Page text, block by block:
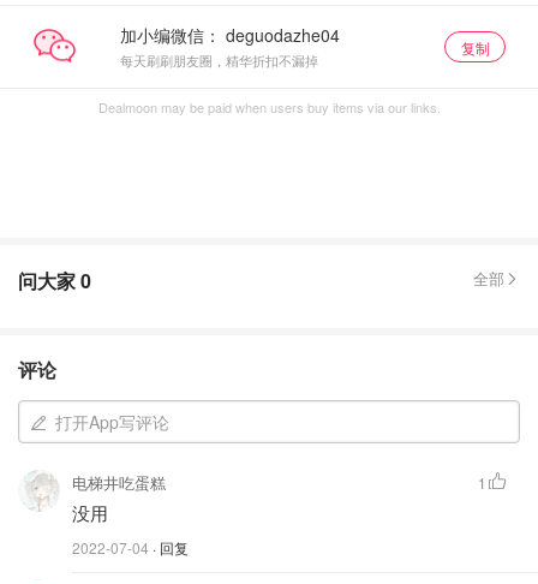
加小编微信：
每天刷刷朋友圈，精华折扣不漏掉
复制
Dealmoon may be paid when users buy items via our links.
问大家0 全部
评论
打开App写评论
电梯井吃蛋糕
没用
2022-07-04 · 回复
1